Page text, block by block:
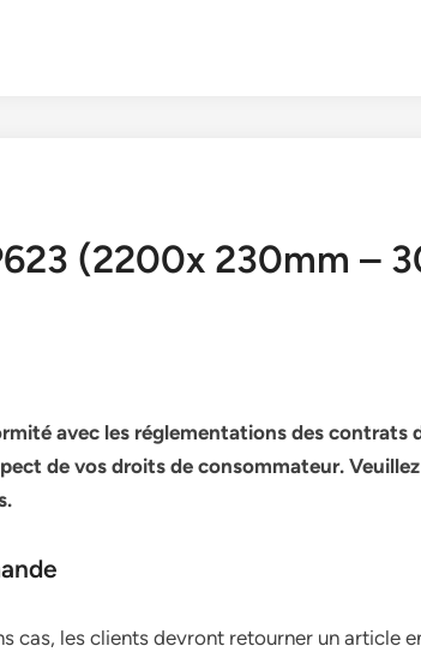
(2200x 230mm –
avec les réglementations des contrats
de vos droits de consommateur.
cas, les clients devront retourner un article